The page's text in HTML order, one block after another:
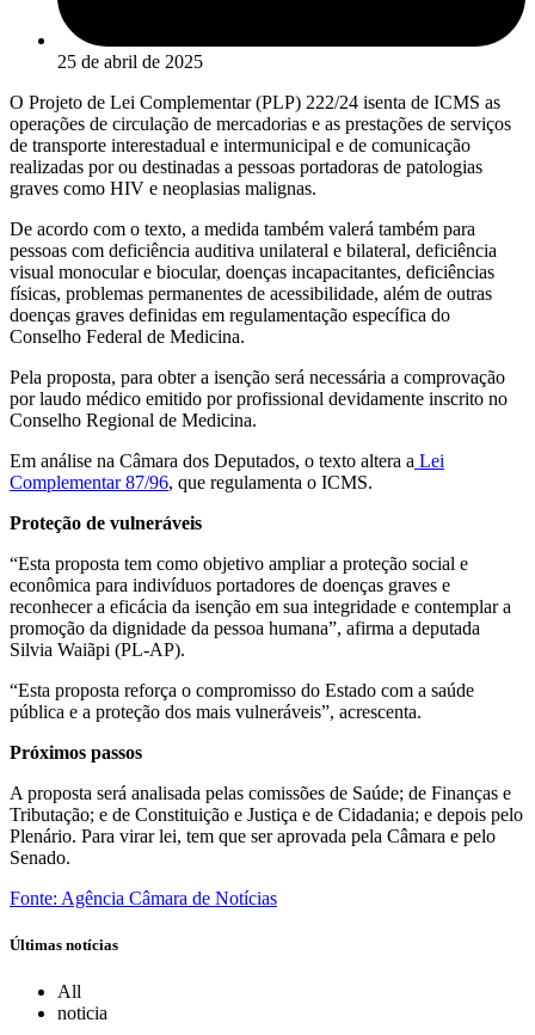
25 de abril de 2025
O Projeto de Lei Complementar (PLP) 222/24 isenta de ICMS as
operações de circulação de mercadorias e as prestações de serviços
de transporte interestadual e intermunicipal e de comunicação
realizadas por ou destinadas a pessoas portadoras de patologias
graves como HIV e neoplasias malignas.
De acordo com o texto, a medida também valerá também para
pessoas com deficiência auditiva unilateral e bilateral, deficiência
visual monocular e biocular, doenças incapacitantes, deficiências
físicas, problemas permanentes de acessibilidade, além de outras
doenças graves definidas em regulamentação específica do
Conselho Federal de Medicina.
Pela proposta, para obter a isenção será necessária a comprovação
por laudo médico emitido por profissional devidamente inscrito no
Conselho Regional de Medicina.
Em análise na Câmara dos Deputados, o texto altera a Lei
Complementar 87/96, que regulamenta o ICMS.
Proteção de vulneráveis
“Esta proposta tem como objetivo ampliar a proteção social e
econômica para indivíduos portadores de doenças graves e
reconhecer a eficácia da isenção em sua integridade e contemplar a
promoção da dignidade da pessoa humana”, afirma a deputada
Silvia Waiãpi (PL-AP).
“Esta proposta reforça o compromisso do Estado com a saúde
pública e a proteção dos mais vulneráveis”, acrescenta.
Próximos passos
A proposta será analisada pelas comissões de Saúde; de Finanças e
Tributação; e de Constituição e Justiça e de Cidadania; e depois pelo
Plenário. Para virar lei, tem que ser aprovada pela Câmara e pelo
Senado.
Fonte: Agência Câmara de Notícias
Últimas notícias
All
noticia